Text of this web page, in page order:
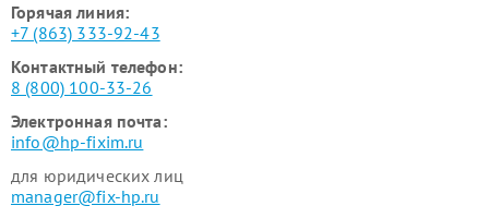
Горячая линия:
+7 (863) 333-92-43
Контактный телефон:
8 (800) 100-33-26
Электронная почта:
info@hp-fixim.ru
для юридических лиц
manager@fix-hp.ru